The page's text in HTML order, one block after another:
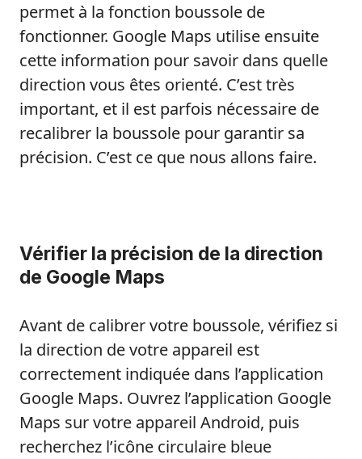
permet à la fonction boussole de
fonctionner. Google Maps utilise ensuite
cette information pour savoir dans quelle
direction vous êtes orienté. C’est très
important, et il est parfois nécessaire de
recalibrer la boussole pour garantir sa
précision. C’est ce que nous allons faire.
Vérifier la précision de la direction
de Google Maps
Avant de calibrer votre boussole, vérifiez si
la direction de votre appareil est
correctement indiquée dans l’application
Google Maps. Ouvrez l’application Google
Maps sur votre appareil Android, puis
recherchez l’icône circulaire bleue